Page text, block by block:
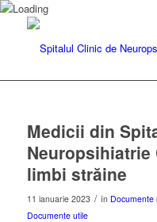
Medicii din
limbi străine
11 ianuarie 2023 / în Documente
Documente utile